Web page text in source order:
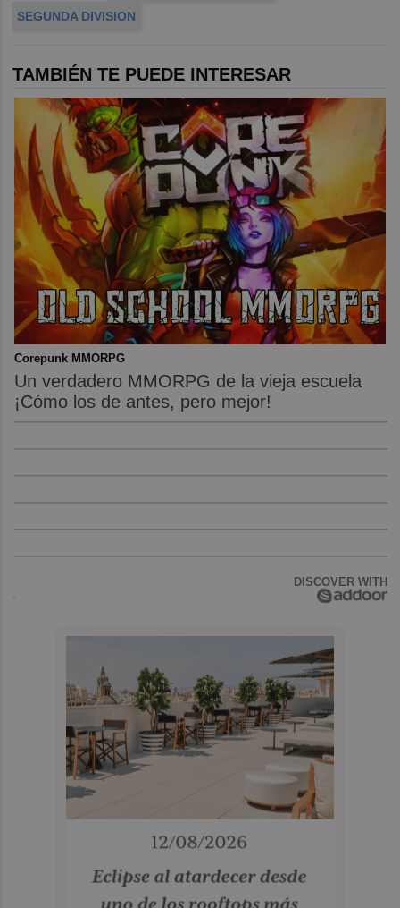
SEGUNDA DIVISION
TAMBIÉN TE PUEDE INTERESAR
Corepunk MMORPG
Un verdadero MMORPG de la vieja escuela
¡Cómo los de antes, pero mejor!
DISCOVER WITH